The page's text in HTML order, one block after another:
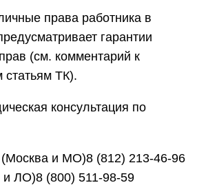
права работника в
гарантии
(см. комментарий к
статьям ТК).
консультация по
и МО)8 (812) 213-46-96
и ЛО)8 (800) 511-98-59